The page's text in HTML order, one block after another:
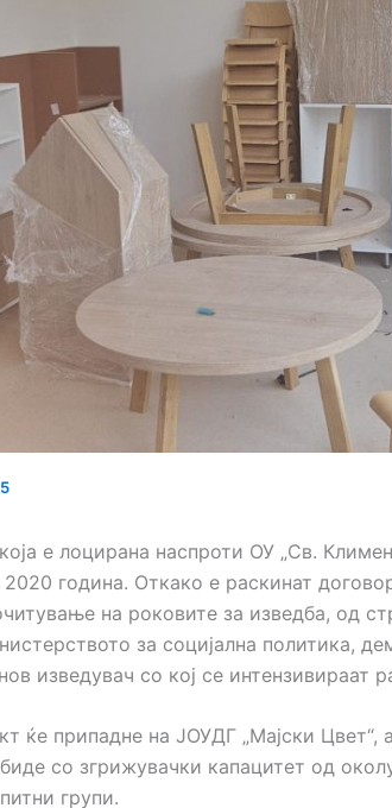
е лоцирана наспроти ОУ „Св.
2020 година. Откако е раскинат
на роковите за изведба, од
за социјална политика,
изведувач со кој се интензивираат
ќе припадне на ЈОУДГ „Мајски
со згрижувачки капацитет од
групи.